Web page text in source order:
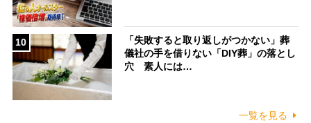
10
「失敗すると取り返しがつかない」葬
儀社の手を借りない「DIY葬」の落とし
穴 素人には…
一覧を見る